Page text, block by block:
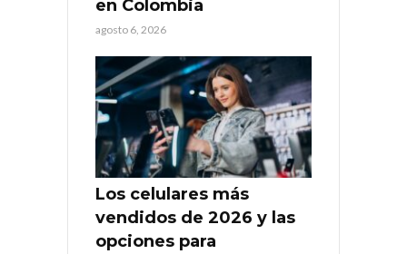
en Colombia
agosto 6, 2026
Los celulares más
vendidos de 2026 y las
opciones para